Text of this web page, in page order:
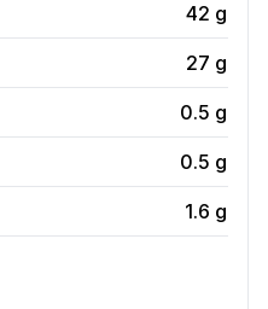
42 g
27 g
0.5 g
0.5 g
1.6 g